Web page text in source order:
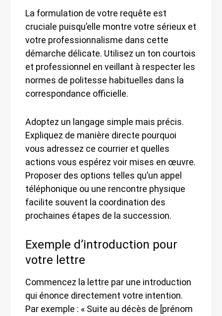
La formulation de votre requête est
cruciale puisqu’elle montre votre sérieux et
votre professionnalisme dans cette
démarche délicate. Utilisez un ton courtois
et professionnel en veillant à respecter les
normes de politesse habituelles dans la
correspondance officielle.
Adoptez un langage simple mais précis.
Expliquez de manière directe pourquoi
vous adressez ce courrier et quelles
actions vous espérez voir mises en œuvre.
Proposer des options telles qu’un appel
téléphonique ou une rencontre physique
facilite souvent la coordination des
prochaines étapes de la succession.
Exemple d’introduction pour
votre lettre
Commencez la lettre par une introduction
qui énonce directement votre intention.
Par exemple : « Suite au décès de [prénom